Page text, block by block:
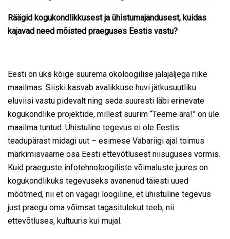
Räägid kogukondlikkusest ja ühistumajandusest, kuidas
kajavad need mõisted praeguses Eestis vastu?
Eesti on üks kõige suurema ökoloogilise jalajäljega riike
maailmas. Siiski kasvab avalikkuse huvi jätkusuutliku
eluviisi vastu pidevalt ning seda suuresti läbi erinevate
kogukondlike projektide, millest suurim “Teeme ära!” on üle
maailma tuntud. Ühistuline tegevus ei ole Eestis
teadupärast midagi uut – esimese Vabariigi ajal toimus
märkimisväärne osa Eesti ettevõtlusest niisuguses vormis.
Kuid praeguste infotehnoloogiliste võimaluste juures on
kogukondlikuks tegevuseks avanenud täiesti uued
mõõtmed, nii et on vägagi loogiline, et ühistuline tegevus
just praegu oma võimsat tagasitulekut teeb, nii
ettevõtluses, kultuuris kui mujal.